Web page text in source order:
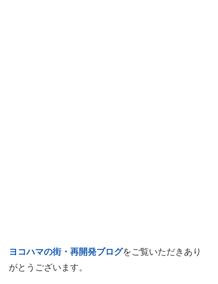
ヨコハマの街・再開発ブログをご覧いただきあり
がとうございます。